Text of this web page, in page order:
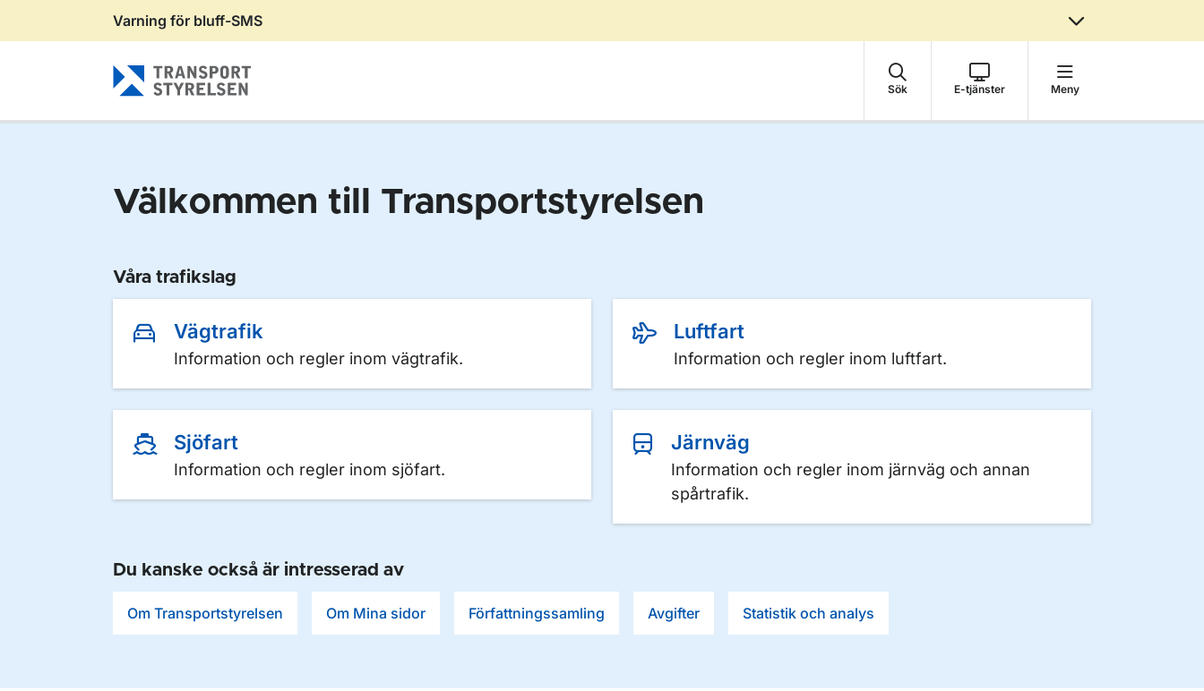
Gå till sidans innehåll
Varning för bluff-SMS
Sök E-tjänster Meny
Välkommen till Transportstyrelsen
Våra trafikslag
Vägtrafik
Information och regler inom vägtrafik.
Luftfart
Information och regler inom luftfart.
Sjöfart
Information och regler inom sjöfart.
Järnväg
Information och regler inom järnväg och annan
spårtrafik.
Du kanske också är intresserad av
Om Transportstyrelsen Om Mina sidor Författningssamling Avgifter Statistik och analys